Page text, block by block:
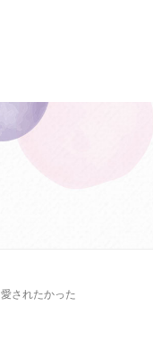
愛されたかった